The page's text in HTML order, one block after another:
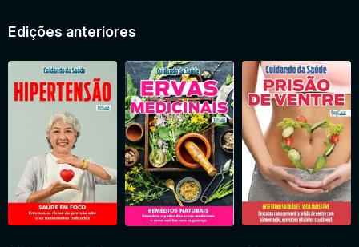
Edições anteriores